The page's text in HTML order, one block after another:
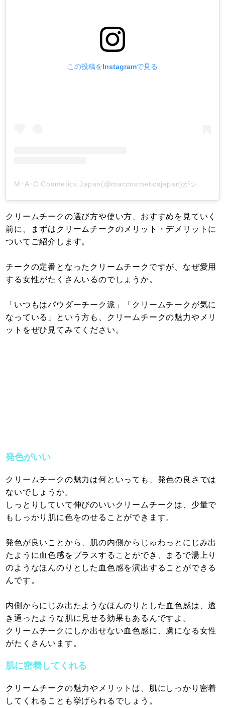
この投稿をInstagramで見る
クリームチークの選び方や使い方、おすすめを見ていく
前に、まずはクリームチークのメリット・デメリットに
ついてご紹介します。
チークの定番となったクリームチークですが、なぜ愛用
する女性がたくさんいるのでしょうか。
「いつもはパウダーチーク派」「クリームチークが気に
なっている」という方も、クリームチークの魅力やメリ
ットをぜひ見てみてください。
発色がいい
クリームチークの魅力は何といっても、発色の良さでは
ないでしょうか。
しっとりしていて伸びのいいクリームチークは、少量で
もしっかり肌に色をのせることができます。
発色が良いことから、肌の内側からじゅわっとにじみ出
たように血色感をプラスすることができ、まるで湯上り
のようなほんのりとした血色感を演出することができる
んです。
内側からにじみ出たようなほんのりとした血色感は、透
き通ったような肌に見せる効果もあるんですよ。
クリームチークにしか出せない血色感に、虜になる女性
がたくさんいます。
肌に密着してくれる
クリームチークの魅力やメリットは、肌にしっかり密着
してくれることも挙げられるでしょう。